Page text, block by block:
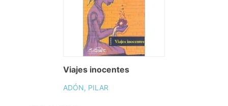
Viajes inocentes
ADÓN, PILAR